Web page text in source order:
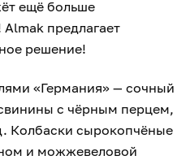
ещё больше
предлагает
решение!
«Германия» — сочный
с чёрным перцем,
Колбаски сырокопчёные
и можжевеловой